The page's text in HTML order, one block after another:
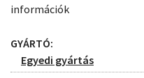
információk
GYÁRTÓ:
Egyedi gyártás